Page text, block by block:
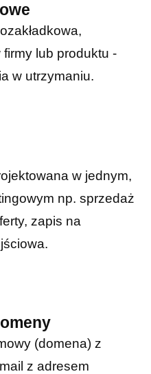
lub produktu -
w utrzymaniu.
w jednym,
np. sprzedaż
zapis na
(domena) z
z adresem